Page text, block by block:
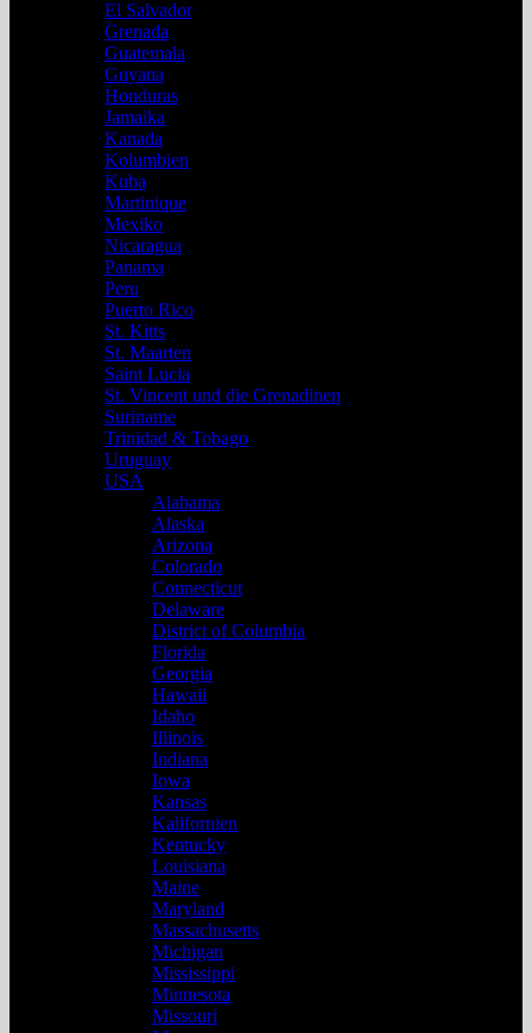
El Salvador
Grenada
Guatemala
Guyana
Honduras
Jamaika
Kanada
Kolumbien
Kuba
Martinique
Mexiko
Nicaragua
Panama
Peru
Puerto Rico
St. Kitts
St. Maarten
Saint Lucia
St. Vincent und die Grenadinen
Suriname
Trinidad & Tobago
Uruguay
USA
Alabama
Alaska
Arizona
Colorado
Connecticut
Delaware
District of Columbia
Florida
Georgia
Hawaii
Idaho
Illinois
Indiana
Iowa
Kansas
Kalifornien
Kentucky
Louisiana
Maine
Maryland
Massachusetts
Michigan
Mississippi
Minnesota
Missouri